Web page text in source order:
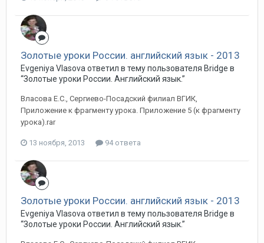
Золотые уроки России. английский язык - 2013
Evgeniya Vlasova ответил в тему пользователя Bridge в
“Золотые уроки России. Английский язык.”
Власова Е.С., Сергиево-Посадский филиал ВГИК,
Приложение к фрагменту урока. Приложение 5 (к фрагменту
урока).rar
13 ноября, 2013 94 ответа
Золотые уроки России. английский язык - 2013
Evgeniya Vlasova ответил в тему пользователя Bridge в
“Золотые уроки России. Английский язык.”